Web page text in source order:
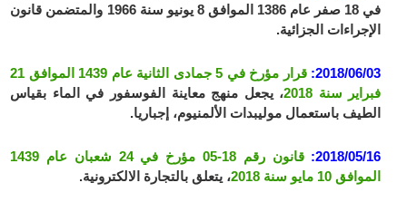
في 18 صفر عام 1386 الموافق 8 يونيو سنة 1966 والمتضمن قانون
الإجراءات الجزائية.
2018/06/03:
قرار مؤرخ في 5 جمادى الثانية عام 1439 الموافق 21
فبراير سنة 2018
، يجعل منهج معاينة الفوسفور في الماء بقياس
الطيف باستعمال موليبدات الألمنيوم، إجباريا.
2018/05/16:
قانون رقم 18-05 مؤرخ في 24 شعبان عام 1439
الموافق 10 مايو سنة 2018
، يتعلق بالتجارة الالكترونية.